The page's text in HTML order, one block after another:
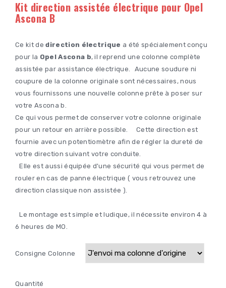
Kit direction assistée électrique pour Opel
Ascona B
Ce kit dedirection électrique a été spécialement conçu
pour la Opel Ascona b, il reprend une colonne complète
assistée par assistance électrique. Aucune soudure ni
coupure de la colonne originale sont nécessaires, nous
vous fournissons une nouvelle colonne prête à poser sur
votre Ascona b.
Ce qui vous permet de conserver votre colonne originale
pour un retour en arrière possible. Cette direction est
fournie avec un potentiomètre afin de régler la dureté de
votre direction suivant votre conduite.
Elle est aussi équipée d'une sécurité qui vous permet de
rouler en cas de panne électrique ( vous retrouvez une
direction classique non assistée ).
Le montage est simple et ludique, il nécessite environ 4 à
6 heures de MO.
Consigne Colonne
Quantité